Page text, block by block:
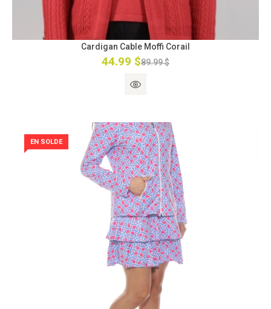
Cardigan Cable Moffi Corail
44.99 $89.99 $
EN SOLDE